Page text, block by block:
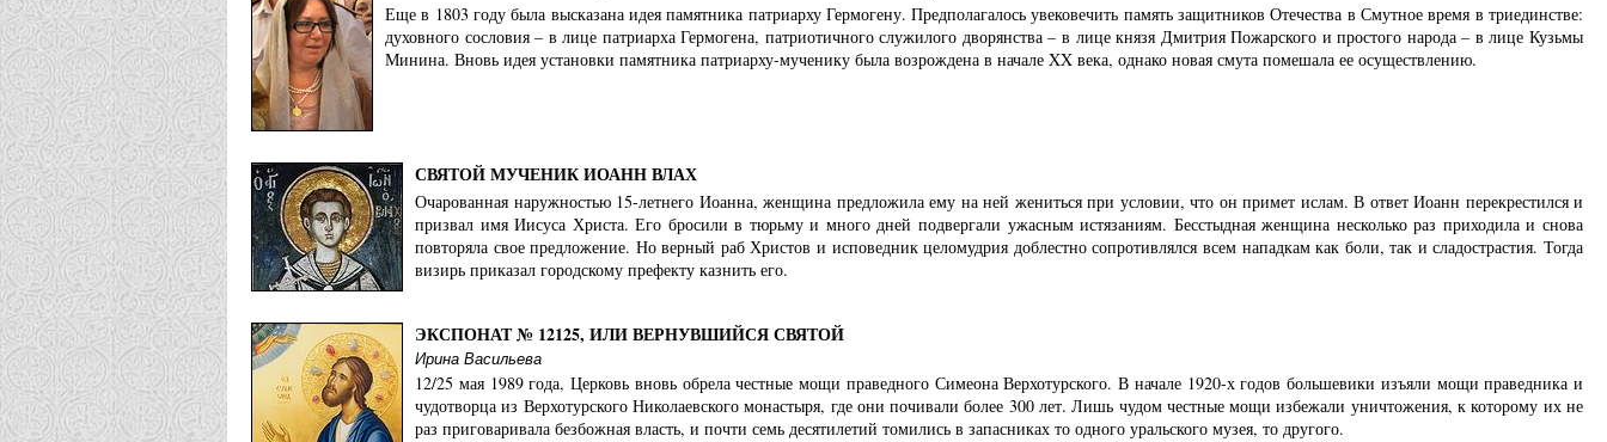
Еще в 1803 году была высказана идея памятника патриарху Гермогену. Предполагалось увековечить память защитников Отечества в Смутное время в триединстве:
духовного сословия – в лице патриарха Гермогена, патриотичного служилого дворянства – в лице князя Дмитрия Пожарского и простого народа – в лице Кузьмы
Минина. Вновь идея установки памятника патриарху-мученику была возрождена в начале XX века, однако новая смута помешала ее осуществлению.
СВЯТОЙ МУЧЕНИК ИОАНН ВЛАХ
Очарованная наружностью 15-летнего Иоанна, женщина предложила ему на ней жениться при условии, что он примет ислам. В ответ Иоанн перекрестился и
призвал имя Иисуса Христа. Его бросили в тюрьму и много дней подвергали ужасным истязаниям. Бесстыдная женщина несколько раз приходила и снова
повторяла свое предложение. Но верный раб Христов и исповедник целомудрия доблестно сопротивлялся всем нападкам как боли, так и сладострастия. Тогда
визирь приказал городскому префекту казнить его.
ЭКСПОНАТ № 12125, ИЛИ ВЕРНУВШИЙСЯ СВЯТОЙ
Ирина Васильева
12/25 мая 1989 года, Церковь вновь обрела честные мощи праведного Симеона Верхотурского. В начале 1920-х годов большевики изъяли мощи праведника и
чудотворца из Верхотурского Николаевского монастыря, где они почивали более 300 лет. Лишь чудом честные мощи избежали уничтожения, к которому их не
раз приговаривала безбожная власть, и почти семь десятилетий томились в запасниках то одного уральского музея, то другого.